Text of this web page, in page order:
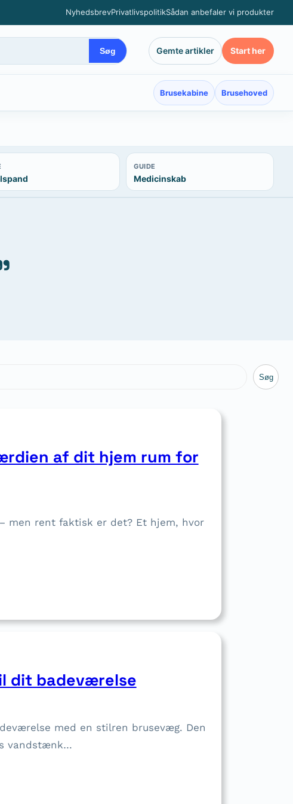
NyhedsbrevPrivatlivspolitikSådan anbefaler vi produkter
Søg Gemte artikler Start her
Brusekabine Brusehoved
GUIDE
Medicinskab
Søg
af dit hjem rum for
men rent faktisk er det? Et hjem, hvor
dit badeværelse
med en stilren brusevæg. Den
vandstænk…